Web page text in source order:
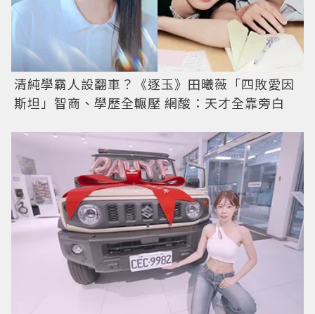
清純學霸人設翻車？《逐玉》田曦薇「四敗愛因
斯坦」智商、學歷全輾壓 網酸：天才全靠旁白